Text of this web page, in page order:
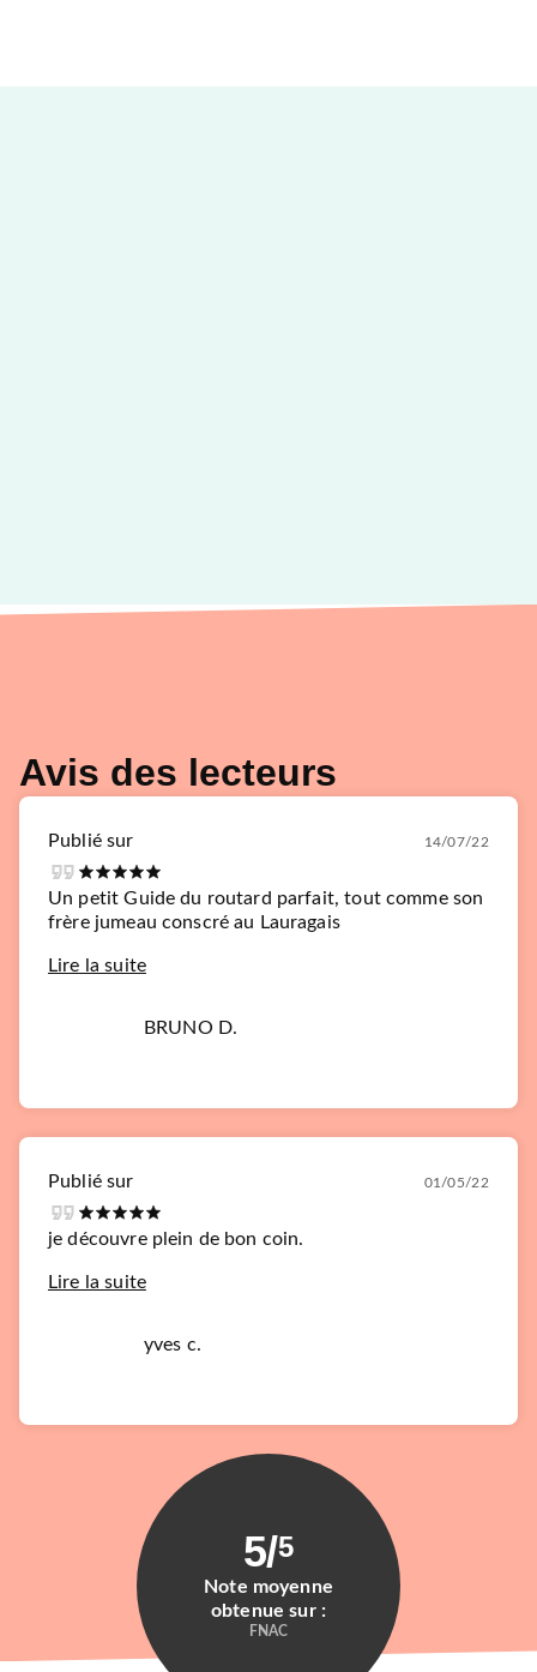
Avis des lecteurs
Publié sur 14/07/22
Un petit Guide du routard parfait, tout comme son
frère jumeau conscré au Lauragais
Lire la suite
BRUNO D.
Publié sur 01/05/22
je découvre plein de bon coin.
Lire la suite
yves c.
5/5
Note moyenne
obtenue sur :
FNAC